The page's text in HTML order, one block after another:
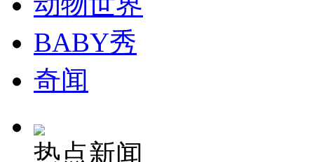
BABY秀
奇闻
热点新闻